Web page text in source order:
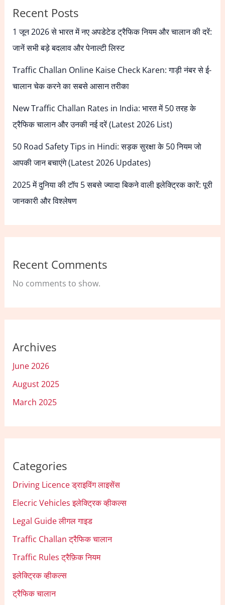
Recent Posts
1 जून 2026 से भारत में नए अपडेटेड ट्रैफिक नियम और चालान की दरें:
जानें सभी बड़े बदलाव और पेनाल्टी लिस्ट
Traffic Challan Online Kaise Check Karen: गाड़ी नंबर से ई-
चालान चेक करने का सबसे आसान तरीका
New Traffic Challan Rates in India: भारत में 50 तरह के
ट्रैफिक चालान और उनकी नई दरें (Latest 2026 List)
50 Road Safety Tips in Hindi: सड़क सुरक्षा के 50 नियम जो
आपकी जान बचाएंगे (Latest 2026 Updates)
2025 में दुनिया की टॉप 5 सबसे ज्यादा बिकने वाली इलेक्ट्रिक कारें: पूरी
जानकारी और विश्लेषण
Recent Comments
No comments to show.
Archives
June 2026
August 2025
March 2025
Categories
Driving Licence ड्राइविंग लाइसेंस
Elecric Vehicles इलेक्ट्रिक व्हीकल्स
Legal Guide लीगल गाइड
Traffic Challan ट्रैफिक चालान
Traffic Rules ट्रैफ़िक नियम
इलेक्ट्रिक व्हीकल्स
ट्रैफिक चालान